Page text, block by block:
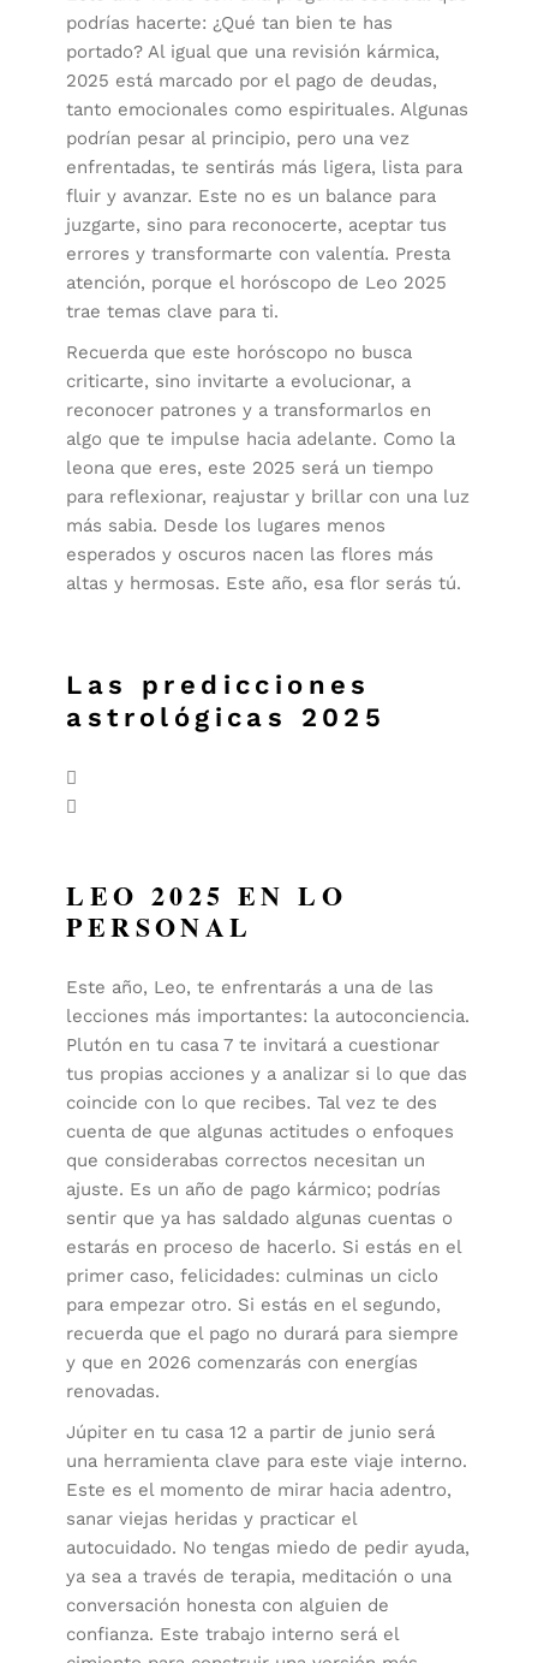
podrías hacerte: ¿Qué tan bien te has
portado? Al igual que una revisión kármica,
2025 está marcado por el pago de deudas,
tanto emocionales como espirituales. Algunas
podrían pesar al principio, pero una vez
enfrentadas, te sentirás más ligera, lista para
fluir y avanzar. Este no es un balance para
juzgarte, sino para reconocerte, aceptar tus
errores y transformarte con valentía. Presta
atención, porque el horóscopo de Leo 2025
trae temas clave para ti.
Recuerda que este horóscopo no busca
criticarte, sino invitarte a evolucionar, a
reconocer patrones y a transformarlos en
algo que te impulse hacia adelante. Como la
leona que eres, este 2025 será un tiempo
para reflexionar, reajustar y brillar con una luz
más sabia. Desde los lugares menos
esperados y oscuros nacen las flores más
altas y hermosas. Este año, esa flor serás tú.
Las predicciones
astrológicas 2025
LEO 2025 EN LO
PERSONAL
Este año, Leo, te enfrentarás a una de las
lecciones más importantes: la autoconciencia.
Plutón en tu casa 7 te invitará a cuestionar
tus propias acciones y a analizar si lo que das
coincide con lo que recibes. Tal vez te des
cuenta de que algunas actitudes o enfoques
que considerabas correctos necesitan un
ajuste. Es un año de pago kármico; podrías
sentir que ya has saldado algunas cuentas o
estarás en proceso de hacerlo. Si estás en el
primer caso, felicidades: culminas un ciclo
para empezar otro. Si estás en el segundo,
recuerda que el pago no durará para siempre
y que en 2026 comenzarás con energías
renovadas.
Júpiter en tu casa 12 a partir de junio será
una herramienta clave para este viaje interno.
Este es el momento de mirar hacia adentro,
sanar viejas heridas y practicar el
autocuidado. No tengas miedo de pedir ayuda,
ya sea a través de terapia, meditación o una
conversación honesta con alguien de
confianza. Este trabajo interno será el